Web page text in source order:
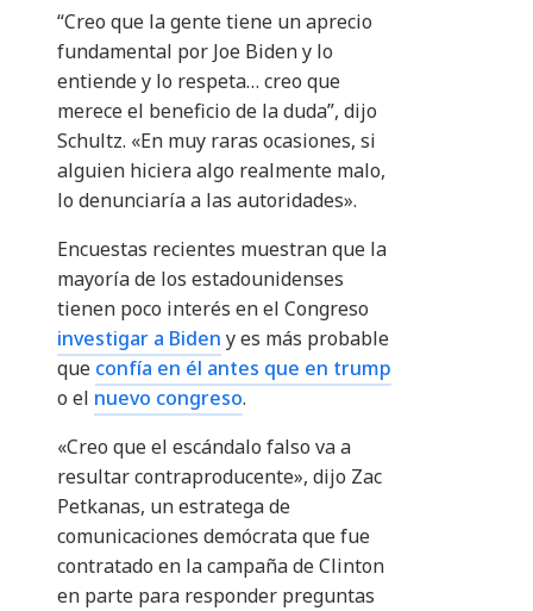
“Creo que la gente tiene un aprecio
fundamental por Joe Biden y lo
entiende y lo respeta… creo que
merece el beneficio de la duda”, dijo
Schultz. «En muy raras ocasiones, si
alguien hiciera algo realmente malo,
lo denunciaría a las autoridades».
Encuestas recientes muestran que la
mayoría de los estadounidenses
tienen poco interés en el Congreso
investigar a Biden y es más probable
que confía en él antes que en trump
o el nuevo congreso.
«Creo que el escándalo falso va a
resultar contraproducente», dijo Zac
Petkanas, un estratega de
comunicaciones demócrata que fue
contratado en la campaña de Clinton
en parte para responder preguntas